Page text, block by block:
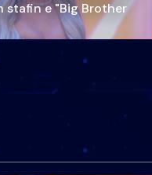
stafin e "Big Brother